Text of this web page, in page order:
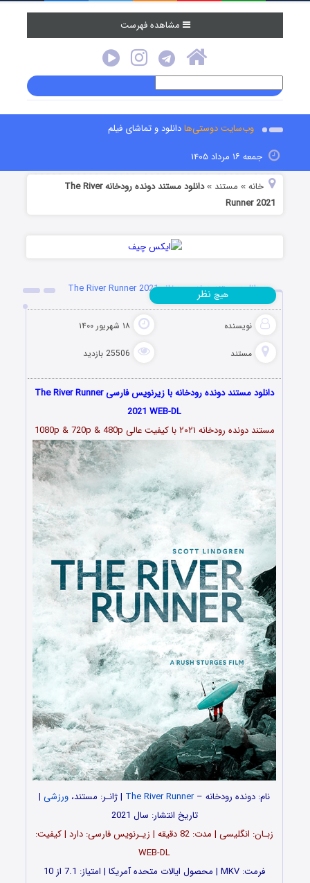
مشاهده فهرست
وب‌سایت دوستی‌هادانلود و تماشای فیلم
جمعه ۱۶ مرداد ۱۴۰۵
خانه » مستند »
دانلود مستند دونده رودخانه The River
Runner 2021
دانلود مستند دونده رودخانه The River Runner 2021
نویسنده ۱۸ شهریور ۱۴۰۰
مستند 25506 بازدید
هیچ نظر
دانلود مستند دونده رودخانه با زیرنویس فارسی The River Runner
2021 WEB-DL
مستند دونده رودخانه ۲۰۲۱ با کیفیت عالی 1080p & 720p & 480p
نام: دونده رودخانه –The River Runner | ژانـر: مستند، ورزشی |
تاریخ انتشار: سال 2021
زبـان: انگلیسی | مدت: 82 دقیقه | زیـرنویس فارسی: دارد | کیفیت:
WEB-DL
فرمت: MKV | محصول ایالات متحده آمریکا | امتیاز: 7.1 از 10